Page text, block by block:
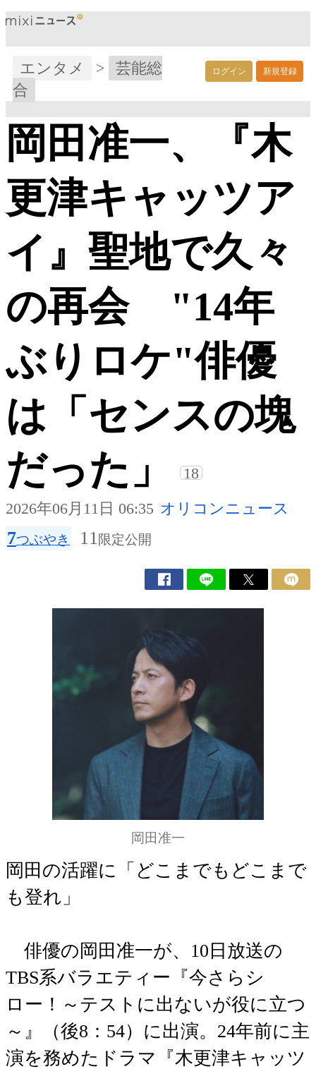
ログイン 新規登録
エンタメ >
芸能総
合
岡田准一、『木
更津キャッツア
イ』聖地で久々
の再会 "14年
ぶりロケ"俳優
は「センスの塊
だった」
18
2026年06月11日 06:35 オリコンニュース
7つぶやき 11 限定公開
岡田准一
岡田の活躍に「どこまでもどこまで
も登れ」
俳優の岡田准一が、10日放送の
TBS系バラエティー『今さらシ
ロー！～テストに出ないが役に立つ
～』（後8：54）に出演。24年前に主
演を務めたドラマ『木更津キャッツ